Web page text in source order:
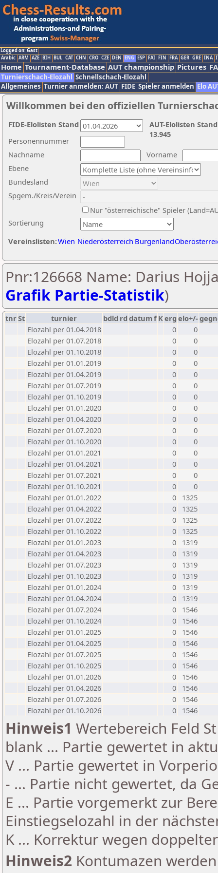
Logged on: Gast
Arabic ARM AZE BIH BUL CAT CHN CRO CZE DEN ENG ESP FAI FIN FRA GER GRE INA
Home Tournament-Database AUT championship Pictures
Turnierschach-Elozahl Schnellschach-Elozahl
Allgemeines Turnier anmelden: AUT FIDE Spieler anmelden Elo
Willkommen bei den offiziellen
Nachname
Vorname
Ebene
Sortierung
Personennummer
Bundesland
Spgem./Kreis/Verein
Nur "österreichische" Spieler
Vereinslisten:Wien Niederösterreich Burgenland
AUT-Elolisten
13.945
FIDE-Elolisten Stand
Pnr:126668 Name: Darius
Grafik Partie-Statistik)
tnrSt turnier bdld rd datumf Kerg elo+/-
Elozahl per 01.04.2018
0
0
Elozahl per 01.07.2018
0
0
Elozahl per 01.10.2018
0
0
Elozahl per 01.01.2019
0
0
Elozahl per 01.04.2019
0
0
Elozahl per 01.07.2019
0
0
Elozahl per 01.10.2019
0
0
Elozahl per 01.01.2020
0
0
Elozahl per 01.04.2020
0
0
Elozahl per 01.07.2020
0
0
Elozahl per 01.10.2020
0
0
Elozahl per 01.01.2021
0
0
Elozahl per 01.04.2021
0
0
Elozahl per 01.07.2021
0
0
Elozahl per 01.10.2021
0
0
Elozahl per 01.01.2022
0
1325
Elozahl per 01.04.2022
0
1325
Elozahl per 01.07.2022
0
1325
Elozahl per 01.10.2022
0
1325
Elozahl per 01.01.2023
0
1319
Elozahl per 01.04.2023
0
1319
Elozahl per 01.07.2023
0
1319
Elozahl per 01.10.2023
0
1319
Elozahl per 01.01.2024
0
1319
Elozahl per 01.04.2024
0
1319
Elozahl per 01.07.2024
0
1546
Elozahl per 01.10.2024
0
1546
Elozahl per 01.01.2025
0
1546
Elozahl per 01.04.2025
0
1546
Elozahl per 01.07.2025
0
1546
Elozahl per 01.10.2025
0
1546
Elozahl per 01.01.2026
0
1546
Elozahl per 01.04.2026
0
1546
Elozahl per 01.07.2026
0
1546
Elozahl per 01.10.2026
0 1546
Hinweis1 Wertebereich Feld
blank ... Partie gewertet in
V ... Partie gewertet in
- ... Partie nicht gewertet, da
E ... Partie vorgemerkt zur
Einstiegselozahl in der
K ... Korrektur wegen
Hinweis2 Kontumazen